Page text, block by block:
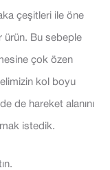
çeşitleri ile öne
ürün. Bu sebeple
çok özen
kol boyu
de hareket alanını
istedik.